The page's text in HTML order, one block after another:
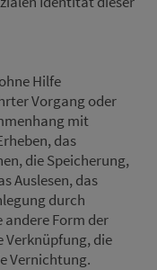
Hilfe
Vorgang oder
mit
das
die Speicherung,
Auslesen, das
durch
Form der
Verknüpfung, die
Vernichtung.